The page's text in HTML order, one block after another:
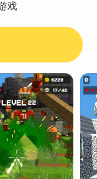
戏